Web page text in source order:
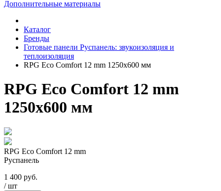
Дополнительные материалы
Каталог
Бренды
Готовые панели Руспанель: звукоизоляция и
теплоизоляция
RPG Eco Comfort 12 mm 1250х600 мм
RPG Eco Comfort 12 mm
1250х600 мм
RPG Eco Comfort 12 mm
Руспанель
1 400 руб.
/шт